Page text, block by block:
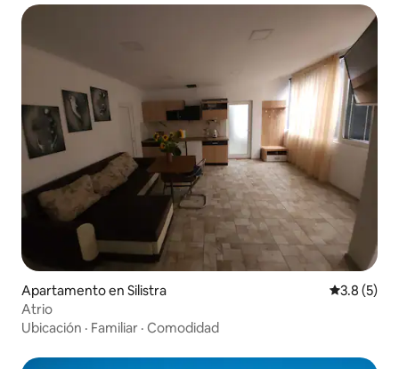
Apartamento en Silistra
3.8 (5)
Atrio
Ubicación · Familiar · Comodidad